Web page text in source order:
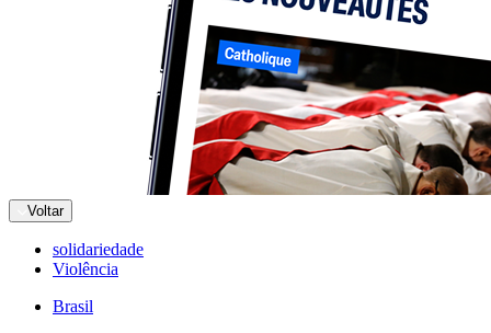
Voltar
solidariedade
Violência
Brasil